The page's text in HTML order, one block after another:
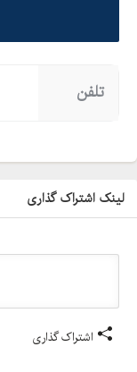
تلفن
لینک اشتراک گذاری
اشتراک گذاری